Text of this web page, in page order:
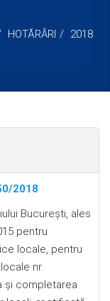
HOTĂRÂRI
2018
2018
Bucureşti, ales
pentru
locale, pentru
nr.
şi completarea